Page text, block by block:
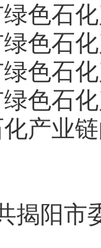
石化
石化
石化
石化
产业链
揭阳